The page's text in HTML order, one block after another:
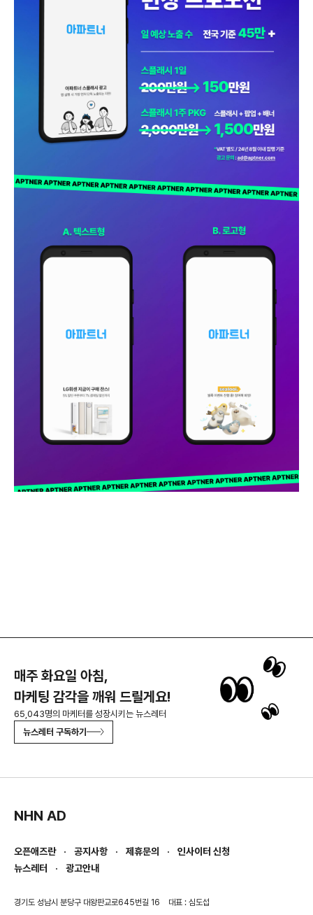
매주 화요일 아침,
마케팅 감각을 깨워 드릴게요!
65,043명의 마케터를 성장시키는 뉴스레터
뉴스레터 구독하기
NHN AD
오픈애즈란 공지사항 제휴문의
인사이터 신청
뉴스레터
광고안내
경기도 성남시 분당구 대왕판교로645번길 16
대표 : 심도섭